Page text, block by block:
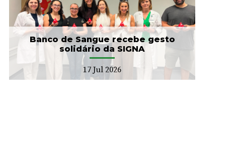
Banco de Sangue recebe gesto
solidário da SIGNA
17 Jul 2026